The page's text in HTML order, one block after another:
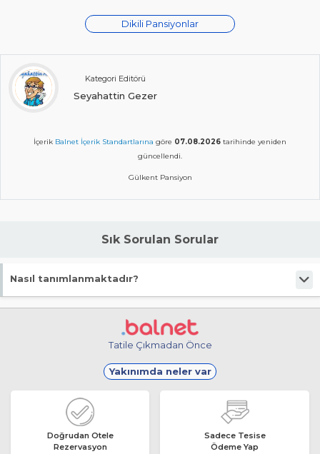
Dikili Pansiyonlar
Kategori Editörü
Seyahattin Gezer
İçerik Balnet İçerik Standartlarına göre 07.08.2026 tarihinde yeniden
güncellendi.
Gülkent Pansiyon
Sık Sorulan Sorular
Nasıl tanımlanmaktadır?
Tesis Pansiyon statüsündedir.
Tatile Çıkmadan Önce
Yakınımda neler var
Doğrudan Otele
Rezervasyon
Sadece Tesise
Ödeme Yap